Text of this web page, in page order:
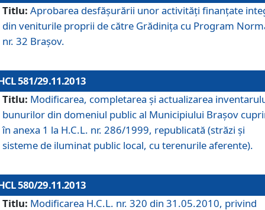
Titlu: Aprobarea desfăşurării unor activităţi finanţate
din veniturile proprii de către Grădiniţa cu Program
nr. 32 Braşov.
581/29.11.2013
Titlu: Modificarea, completarea şi actualizarea
bunurilor din domeniul public al Municipiului Braşov
în anexa 1 la H.C.L. nr. 286/1999, republicată (străzi şi
sisteme de iluminat public local, cu terenurile aferente).
580/29.11.2013
Titlu: Modificarea H.C.L. nr. 320 din 31.05.2010, privind